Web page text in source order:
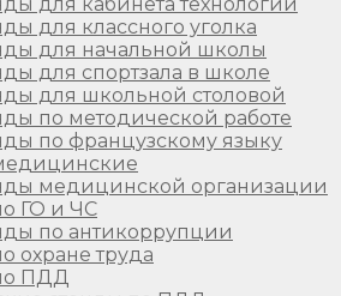
для классного уголка
для начальной школы
для спортзала в школе
для школьной столовой
по методической работе
по французскому языку
медицинской организации
ГО и ЧС
по антикоррупции
охране труда
ПДД